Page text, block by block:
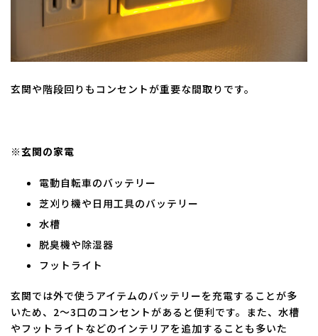
玄関や階段回りもコンセントが重要な間取りです。
※玄関の家電
電動自転車のバッテリー
芝刈り機や日用工具のバッテリー
水槽
脱臭機や除湿器
フットライト
玄関では外で使うアイテムのバッテリーを充電することが多
いため、2～3口のコンセントがあると便利です。また、水槽
やフットライトなどのインテリアを追加することも多いた